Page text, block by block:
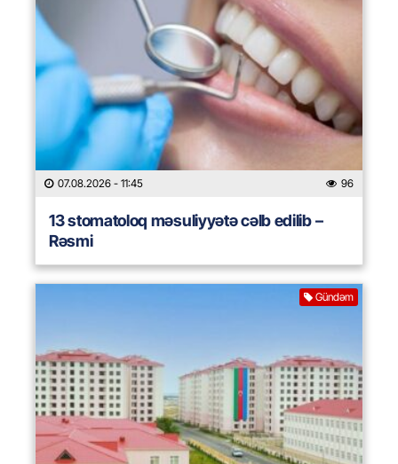
07.08.2026 - 11:45 96
13 stomatoloq məsuliyyətə cəlb edilib –
Rəsmi
Gündəm